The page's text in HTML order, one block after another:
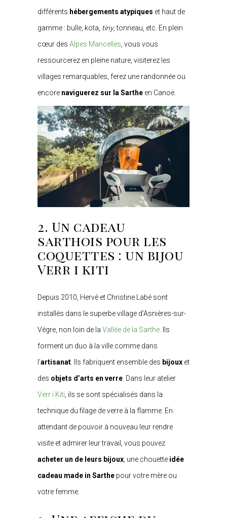
différents hébergements atypiques et haut de
gamme : bulle, kota, tiny, tonneau, etc. En plein
cœur des Alpes Mancelles , vous vous
ressourcerez en pleine nature, visiterez les
villages remarquables, ferez une randonnée ou
encore naviguerez sur la Sarthe en Canoë.
2. Un cadeau
sarthois pour les
coquettes : un bijou
Verr i kiti
Depuis 2010, Hervé et Christine Labé sont
installés dans le superbe village d’Asnières-sur-
Vègre, non loin de la Vallée de la Sarthe . Ils
forment un duo à la ville comme dans
l’artisanat . Ils fabriquent ensemble des bijoux et
des objets d’arts en verre . Dans leur atelier
Verr i Kiti , ils se sont spécialisés dans la
technique du filage de verre à la flamme. En
attendant de pouvoir à nouveau leur rendre
visite et admirer leur travail, vous pouvez
acheter un de leurs bijoux , une chouette idée
cadeau made in Sarthe pour votre mère ou
votre femme.